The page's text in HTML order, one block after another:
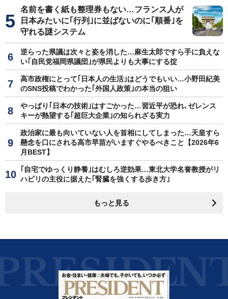
名前を書く紙も整理券もない…フランス人が
日本みたいに｢行列｣に並ばないのに｢順番｣を
守れる謎システム
逆らった県議は次々と姿を消した…麻生太郎ですら手に負えな
い｢自民党福岡県議団｣が県民よりも大事にする掟
高市政権にとって｢日本人の生活｣はどうでもいい…小野田紀美
のSNS投稿でわかった｢外国人政策｣の本当の狙い
やっぱり｢日本の技術｣はすごかった…習近平が恐れ､ゼレンス
キーが熱望する｢超巨大企業｣の知られざる実力
政治家に最も向いていない人を首相にしてしまった…天皇すら
懸念を口にされる高市早苗がいますぐやるべきこと【2026年6
月BEST】
｢自宅でゆっくり静養｣はむしろ逆効果…東北大学名誉教授がリ
ハビリの主役に据えた｢腎臓を強くする歩き方｣
もっと見る